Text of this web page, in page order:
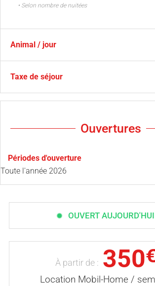
• Selon nombre de nuitées
Animal / jour
Taxe de séjour
Ouvertures
Périodes d'ouverture
Toute l'année 2026
OUVERT AUJOURD'HUI
À partir de : 350
Location Mobil-Home /